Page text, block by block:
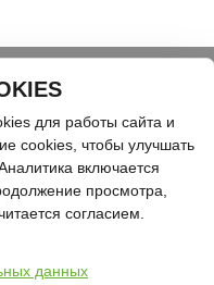
Все права защищены
для работы сайта и
cookies, чтобы улучшать
включается
просмотра,
согласием.
данных